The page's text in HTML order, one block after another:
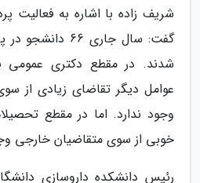
شریف زاده با اشاره به فعالیت
گفت: سال جاری
شدند. در مقطع دکتری عمومی
عوامل دیگر تقاضای زیادی از
وجود ندارد. اما در مقطع
خوبی از سوی متقاضیان خارجی
رئیس دانشکده داروسازی